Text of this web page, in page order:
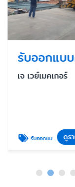
เจ เวย์เมคเกอร์
รับออกแบบคุมงานก่อสร้างอาคารสูง